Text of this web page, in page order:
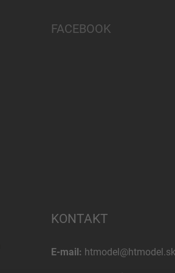
FACEBOOK
KONTAKT
E-mail: htmodel@htmodel.sk